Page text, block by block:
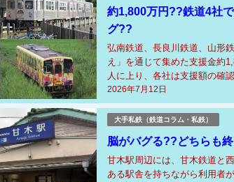
約1,800万円??鉄道4社
グ??
2026年7月12日
弘南鉄道、長良川鉄道、山形
え」を通じて集めた支援金約
人に上り、各社は支援額の確
を特徴としていましたが、そ
大手私鉄（鉄道コラム・私鉄）
脳がバグる??どちらも
甘木駅周辺には、甘木鉄道と
ある駅舎を持ちながら利用者